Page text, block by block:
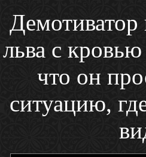
льва с
что он
ситуацию,